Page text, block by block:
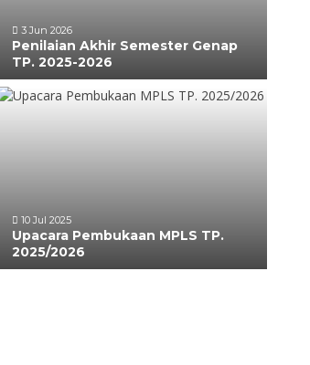
3 Jun 2026
Penilaian Akhir Semester Genap
TP. 2025-2026
10 Jul 2025
Upacara Pembukaan MPLS TP.
2025/2026